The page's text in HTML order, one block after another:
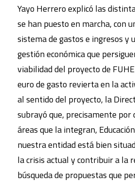
Yayo Herrero explicó las
se han puesto en marcha, con
sistema de gastos e ingresos y
gestión económica que
viabilidad del proyecto de
euro de gasto revierta en la
al sentido del proyecto, la
subrayó que, precisamente por
áreas que la integran,
nuestra entidad está bien
la crisis actual y contribuir a la
búsqueda de propuestas que